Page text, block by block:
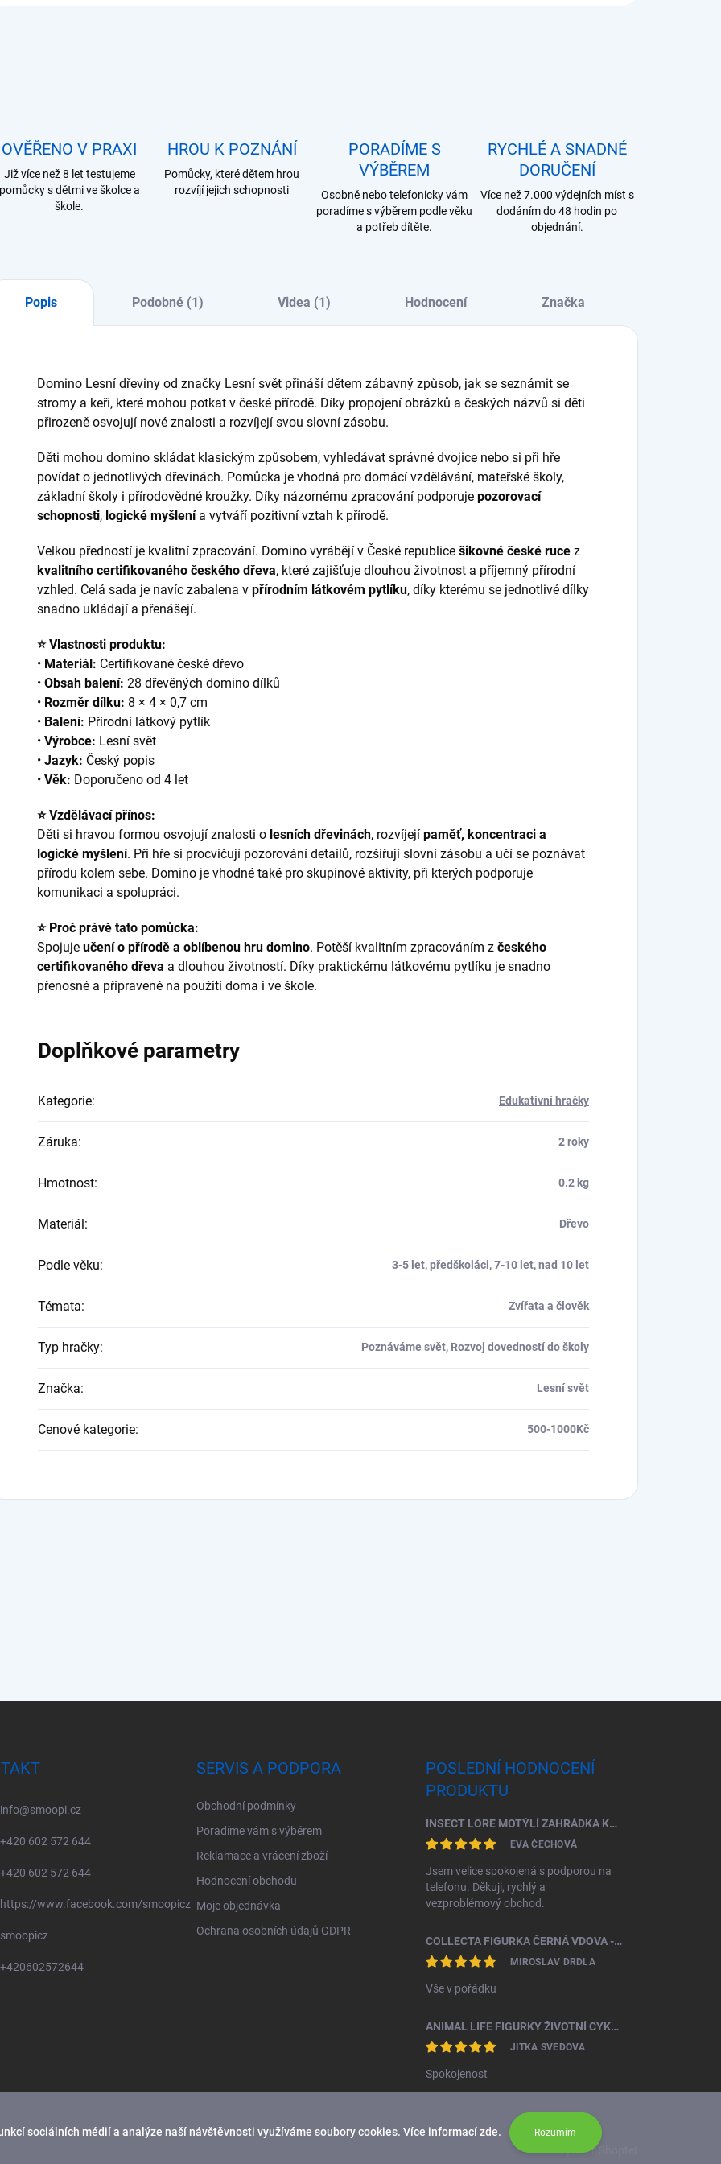
sociálních médií a analýze naší návštěvnosti využíváme soubory cookies. Více informacízde. Rozumím
OVĚŘENO V PRAXI
Již více než 8 let testujeme
pomůcky s dětmi ve školce a
škole.
HROU K POZNÁNÍ
Pomůcky, které dětem hrou
rozvíjí jejich schopnosti
PORADÍME S
VÝBĚREM
Osobně nebo telefonicky vám
poradíme s výběrem podle věku
a potřeb dítěte.
RYCHLÉ A SNADNÉ
DORUČENÍ
Více než 7.000 výdejních míst s
dodáním do 48 hodin po
objednání.
Popis Podobné (1) Videa (1) Hodnocení Značka
Domino Lesní dřeviny od značky Lesní svět přináší dětem zábavný způsob, jak se seznámit se
stromy a keři, které mohou potkat v české přírodě. Díky propojení obrázků a českých názvů si děti
přirozeně osvojují nové znalosti a rozvíjejí svou slovní zásobu.
Děti mohou domino skládat klasickým způsobem, vyhledávat správné dvojice nebo si při hře
povídat o jednotlivých dřevinách. Pomůcka je vhodná pro domácí vzdělávání, mateřské školy,
základní školy i přírodovědné kroužky. Díky názornému zpracování podporuje pozorovací
schopnosti, logické myšlenía vytváří pozitivní vztah k přírodě.
Velkou předností je kvalitní zpracování. Domino vyrábějí v České republice šikovné české ruce z
kvalitního certifikovaného českého dřeva, které zajišťuje dlouhou životnost a příjemný přírodní
vzhled. Celá sada je navíc zabalena v přírodním látkovém pytlíku, díky kterému se jednotlivé dílky
snadno ukládají a přenášejí.
⭐ Vlastnosti produktu:
• Materiál: Certifikované české dřevo
• Obsah balení: 28 dřevěných domino dílků
• Rozměr dílku: 8 × 4 × 0,7 cm
• Balení: Přírodní látkový pytlík
• Výrobce: Lesní svět
• Jazyk: Český popis
• Věk: Doporučeno od 4 let
⭐ Vzdělávací přínos:
Děti si hravou formou osvojují znalosti o lesních dřevinách, rozvíjejí paměť, koncentraci a
logické myšlení. Při hře si procvičují pozorování detailů, rozšiřují slovní zásobu a učí se poznávat
přírodu kolem sebe. Domino je vhodné také pro skupinové aktivity, při kterých podporuje
komunikaci a spolupráci.
⭐ Proč právě tato pomůcka:
Spojuje učení o přírodě a oblíbenou hru domino. Potěší kvalitním zpracováním z českého
certifikovaného dřeva a dlouhou životností. Díky praktickému látkovému pytlíku je snadno
přenosné a připravené na použití doma i ve škole.
Doplňkové parametry
Kategorie: Edukativní hračky
Záruka: 2 roky
Hmotnost: 0.2 kg
Materiál: Dřevo
Podle věku: 3-5 let, předškoláci, 7-10 let, nad 10 let
Témata: Zvířata a člověk
Typ hračky: Poznáváme svět, Rozvoj dovedností do školy
Značka: Lesní svět
Cenové kategorie: 500-1000Kč
info@smoopi.cz
+420 602 572 644
+420 602 572 644
https://www.facebook.com/smoopicz
smoopicz
+420602572644
SERVIS A PODPORA
Obchodní podmínky
Poradíme vám s výběrem
Reklamace a vrácení zboží
Hodnocení obchodu
Moje objednávka
Ochrana osobních údajů GDPR
POSLEDNÍ HODNOCENÍ
PRODUKTU
INSECT LORE MOTÝLÍ ZAHRÁDKA KOMPLETNÍ ŠKOLNÍ SADA (33 HOUSENEK)
EVA ČECHOVÁ
Jsem velice spokojená s podporou na
telefonu. Děkuji, rychlý a
vezproblémový obchod.
COLLECTA FIGURKA ČERNÁ VDOVA - SNOVAČKA JEDOVATÁ
MIROSLAV DRDLA
Vše v pořádku
ANIMAL LIFE FIGURKY ŽIVOTNÍ CYKLUS BROUK ROHÁČ
JITKA ŠVÉDOVÁ
Spokojenost
Vytvořil Shoptet